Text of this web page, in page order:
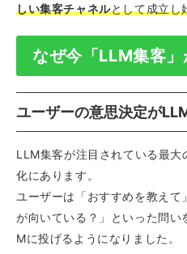
しい集客チャネルとして成立し
なぜ今「LLM集客
ユーザーの意思決定が
LLM集客が注目されている最
化にあります。
ユーザーは「おすすめを教え
が向いている？」といった問い
Mに投げるようになりました。